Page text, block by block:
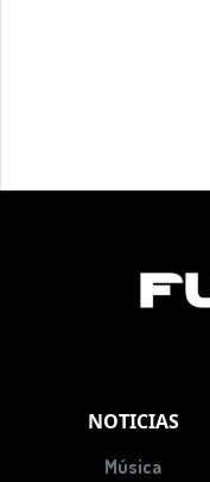
NOTICIAS
Música